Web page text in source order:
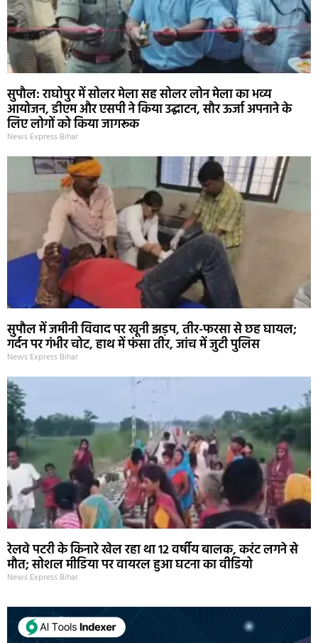
सुपौल: राघोपुर में सोलर मेला सह सोलर लोन मेला का भव्य
आयोजन, डीएम और एसपी ने किया उद्घाटन, सौर ऊर्जा अपनाने के
लिए लोगों को किया जागरूक
News Express Bihar
सुपौल में जमीनी विवाद पर खूनी झड़प, तीर-फरसा से छह घायल;
गर्दन पर गंभीर चोट, हाथ में फंसा तीर, जांच में जुटी पुलिस
News Express Bihar
रेलवे पटरी के किनारे खेल रहा था 12 वर्षीय बालक, करंट लगने से
मौत; सोशल मीडिया पर वायरल हुआ घटना का वीडियो
News Express Bihar